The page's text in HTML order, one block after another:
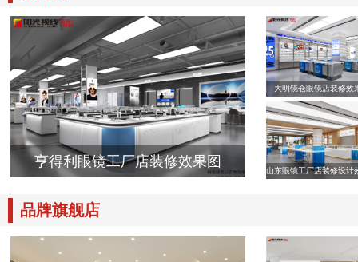
亨得利眼镜工厂店装修效果图
大明镜仓眼镜店装修效
山东眼镜工厂店装修设计
品牌旗舰店